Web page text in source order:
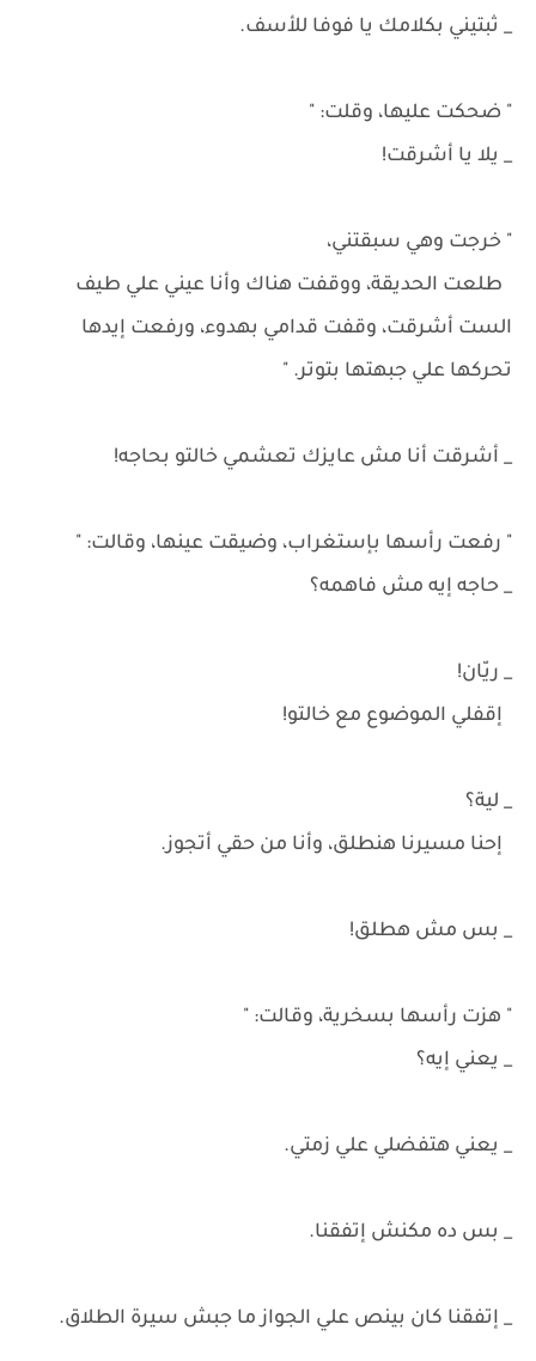
_ ثبتيني بكلامك يا فوفا للأسف.
" ضحكت عليها، وقلت: "
_ يلا يا أشرقت!
" خرجت وهي سبقتني،
طلعت الحديقة، ووقفت هناك وأنا عيني علي طيف
الست أشرقت، وقفت قدامي بهدوء، ورفعت إيدها
تحركها علي جبهتها بتوتر. "
_ أشرقت أنا مش عايزك تعشمي خالتو بحاجه!
" رفعت رأسها بإستغراب، وضيقت عينها، وقالت: "
_ حاجه إيه مش فاهمه؟
_ ريّان!
إقفلي الموضوع مع خالتو!
_ لية؟
إحنا مسيرنا هنطلق، وأنا من حقي أتجوز.
_ بس مش هطلق!
" هزت رأسها بسخرية، وقالت: "
_ يعني إيه؟
_ يعني هتفضلي علي زمتي.
_ بس ده مكنش إتفقنا.
_ إتفقنا كان بينص علي الجواز ما جبش سيرة الطلاق.